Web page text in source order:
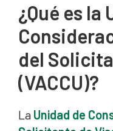
¿Qué es la
del
(VACCU)?
La Unidad de